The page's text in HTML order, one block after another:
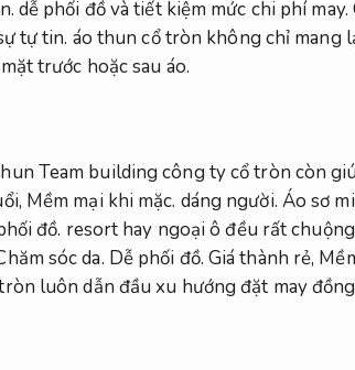
dễ phối đồ và tiết kiệm mức chi phí may.
tự tin. áo thun cổ tròn không chỉ mang
trước hoặc sau áo.
Team building công ty cổ tròn còn
Mềm mại khi mặc. dáng người. Áo sơ
đồ. resort hay ngoại ô đều rất
sóc da. Dễ phối đồ. Giá thành rẻ,
luôn dẫn đầu xu hướng đặt may